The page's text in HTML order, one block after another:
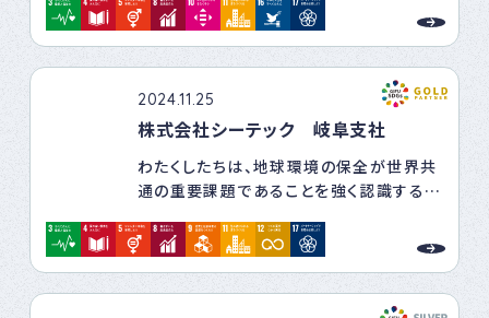
に、今を大切に』をスローガンに、お客様と
信頼関係を築き持続可能な社会の実現に
SDG 3: 健康と福祉
方針: 従業員の健康管理プログラムを強化
し、メンタルヘルス支援を提供します。健康
的な職場環境を促進し、定期的な健康診
断やフィットネスプログラムを実施します。
SDG 4: 質の高い教育
方針: 従業員のスキル向上のための研修プ
2024.11.25
株式会社シーテック 岐阜支社
わたくしたちは、地球環境の保全が世界共
通の重要課題であることを強く認識すると
通信・土木・再生可能エネルギー等の業務
を通して、環境保全、環境ビジネスの推進
ことで、社会からの信頼と期待に応え続け